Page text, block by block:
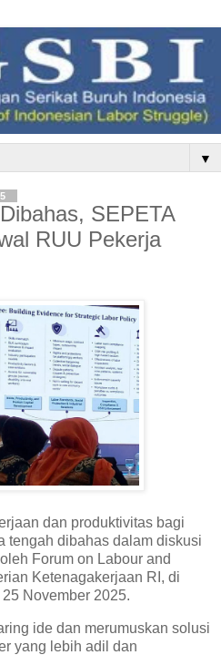
▼
SEPETA
RUU Pekerja
dan produktivitas bagi
tengah dibahas dalam diskusi
Forum on Labour and
Ketenagakerjaan RI, di
November 2025.
ide dan merumuskan solusi
yang lebih adil dan